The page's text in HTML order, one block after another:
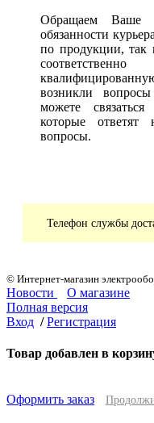
Обращаем
обязанности
по продукции, так
возникли
можете
которые
вопросы.
Телефон службы
© Интернет-магазин
Новости
О магазине
Полная версия
Вход / Регистрация
Товар добавлен в
Оформить заказ